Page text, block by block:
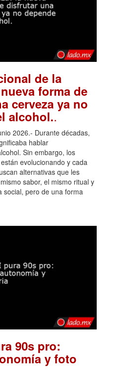
de la
forma de
cerveza ya no
alcohol..
2026.- Durante décadas,
hablar
Sin embargo, los
evolucionando y cada
alternativas que les
sabor, el mismo ritual y
social, pero de una forma
90s pro:
y foto